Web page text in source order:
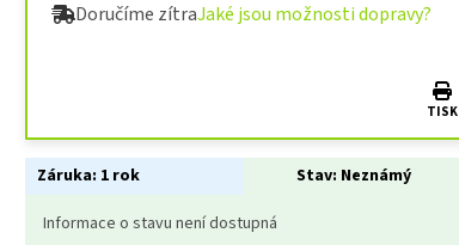
Doručíme zítraJaké jsou možnosti dopravy?
TISK
Záruka: 1 rok Stav: Neznámý
Informace o stavu není dostupná